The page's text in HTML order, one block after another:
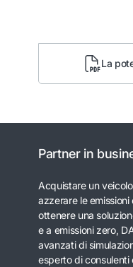
La
Partner in
Acquistare un
azzerare le
ottenere una
e a emissioni zero,
avanzati di
esperto di consulenti